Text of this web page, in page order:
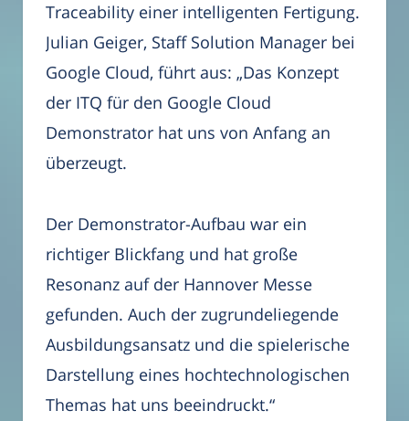
Traceability einer intelligenten Fertigung.
Julian Geiger, Staff Solution Manager bei
Google Cloud, führt aus: „Das Konzept
der ITQ für den Google Cloud
Demonstrator hat uns von Anfang an
überzeugt.
Der Demonstrator-Aufbau war ein
richtiger Blickfang und hat große
Resonanz auf der Hannover Messe
gefunden. Auch der zugrundeliegende
Ausbildungsansatz und die spielerische
Darstellung eines hochtechnologischen
Themas hat uns beeindruckt.“